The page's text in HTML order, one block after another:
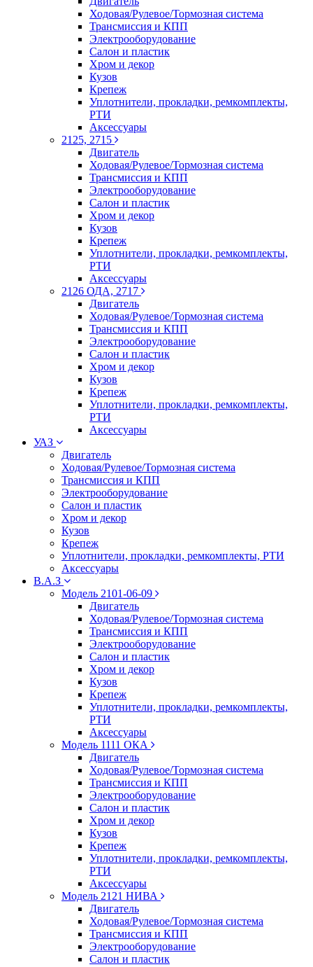
Ходовая/Рулевое/Тормозная система
Трансмиссия и КПП
Электрооборудование
Салон и пластик
Хром и декор
Кузов
Крепеж
Уплотнители, прокладки, ремкомплекты,
РТИ
Аксессуары
2125, 2715
Двигатель
Ходовая/Рулевое/Тормозная система
Трансмиссия и КПП
Электрооборудование
Салон и пластик
Хром и декор
Кузов
Крепеж
Уплотнители, прокладки, ремкомплекты,
РТИ
Аксессуары
2126 ОДА, 2717
Двигатель
Ходовая/Рулевое/Тормозная система
Трансмиссия и КПП
Электрооборудование
Салон и пластик
Хром и декор
Кузов
Крепеж
Уплотнители, прокладки, ремкомплекты,
РТИ
Аксессуары
УАЗ
Двигатель
Ходовая/Рулевое/Тормозная система
Трансмиссия и КПП
Электрооборудование
Салон и пластик
Хром и декор
Кузов
Крепеж
Уплотнители, прокладки, ремкомплекты, РТИ
Аксессуары
В.А.З
Модель 2101-06-09
Двигатель
Ходовая/Рулевое/Тормозная система
Трансмиссия и КПП
Электрооборудование
Салон и пластик
Хром и декор
Кузов
Крепеж
Уплотнители, прокладки, ремкомплекты,
РТИ
Аксессуары
Модель 1111 ОКА
Двигатель
Ходовая/Рулевое/Тормозная система
Трансмиссия и КПП
Электрооборудование
Салон и пластик
Хром и декор
Кузов
Крепеж
Уплотнители, прокладки, ремкомплекты,
РТИ
Аксессуары
Модель 2121 НИВА
Двигатель
Ходовая/Рулевое/Тормозная система
Трансмиссия и КПП
Электрооборудование
Салон и пластик